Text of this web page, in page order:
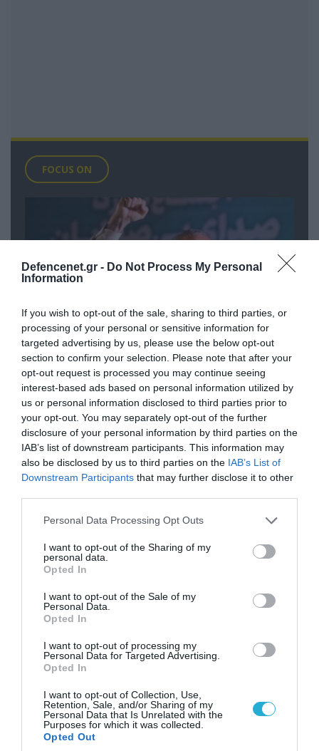
Defencenet.gr - Do Not Process My Personal
Information
If you wish to opt-out of the sale, sharing to third parties, or
processing of your personal or sensitive information for
targeted advertising by us, please use the below opt-out
section to confirm your selection. Please note that after your
opt-out request is processed you may continue seeing
interest-based ads based on personal information utilized by
us or personal information disclosed to third parties prior to
your opt-out. You may separately opt-out of the further
disclosure of your personal information by third parties on the
IAB’s list of downstream participants. This information may
also be disclosed by us to third parties on the IAB’s List of
Downstream Participants that may further disclose it to other
Please note that this website/app uses one or more Google
not limited to your visit or usage behaviour. You may click to
grant or deny consent to Google and its third-party tags to
use your data for below specified purposes in below Google
consent section.
Personal Data Processing Opt Outs
I want to opt-out of the Sharing of my
personal data.
Opted In
I want to opt-out of the Sale of my
Personal Data.
Opted In
I want to opt-out of processing my
Personal Data for Targeted Advertising.
Opted In
I want to opt-out of Collection, Use,
Retention, Sale, and/or Sharing of my
Personal Data that Is Unrelated with the
Purposes for which it was collected.
Opted Out
FOCUS ON
10.08.2026 | 02:02
Ο «εκλεκτός» του Μασούντ Πεζεσκιάν
που ορίστηκε επικεφαλής του
ανώτατου οργάνου ασφαλείας του Ιράν
10.08.2026
Γυναίκες του βορειοκορεατικού
Στρατού οδηγούνται στη Ρωσία –
09.08.2026
11 νεκροί από τα πλήγματα των
εγκαταστάσεις της Aramco
(βίντεο)
Νεοσύλλεκτοι Ουκρανοί
στρατιώτες και υπάλληλοι της
αλλά… εξοντώθηκαν – Δείτε
βίντεο
09.08.2026
«Ελπίδα για τη Δημοκρατία»: Νέα